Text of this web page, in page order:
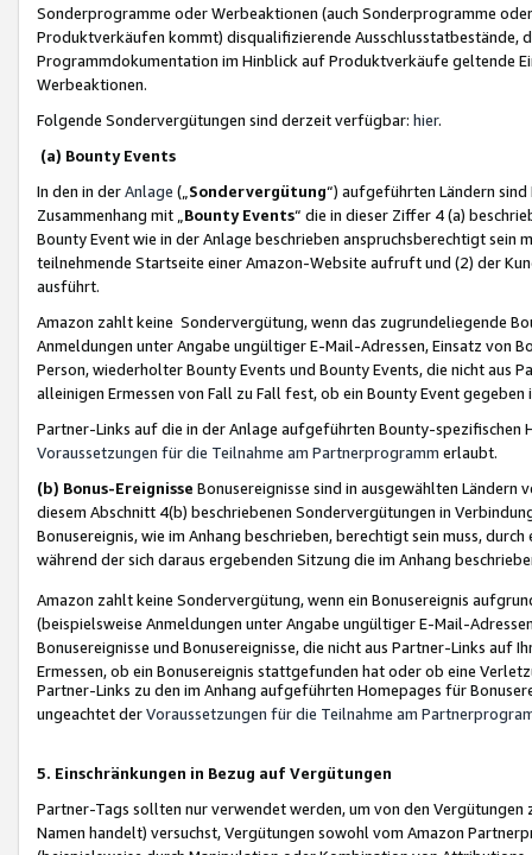
Sonderprogramme oder Werbeaktionen (auch Sonderprogramme
Produktverkäufen kommt) disqualifizierende Ausschlusstatbestände,
Programmdokumentation im Hinblick auf Produktverkäufe geltende
Werbeaktionen.
Folgende Sondervergütungen sind derzeit verfügbar: hier.
(a) Bounty Events
In den in derAnlage („ Sondervergütung“) aufgeführten Ländern
Zusammenhang mit „ Bounty Events“ die in dieser Ziffer 4 (a)
Bounty Event wie in der Anlage beschrieben anspruchsberechtigt sein
teilnehmende Startseite einer Amazon-Website aufruft und (2) der
ausführt.
Amazon zahlt keine Sondervergütung, wenn das zugrundeliegende
Anmeldungen unter Angabe ungültiger E-Mail-Adressen, Einsatz von
Person, wiederholter Bounty Events und Bounty Events, die nicht
alleinigen Ermessen von Fall zu Fall fest, ob ein Bounty Event
Partner-Links auf die in der Anlage aufgeführten Bounty-spezifischen
Voraussetzungen für die Teilnahme am Partnerprogramm erlaubt.
(b) Bonus-Ereignisse Bonusereignisse sind in ausgewählten Ländern
diesem Abschnitt 4(b) beschriebenen Sondervergütungen in
Bonusereignis, wie im Anhang beschrieben, berechtigt sein muss,
während der sich daraus ergebenden Sitzung die im Anhang
Amazon zahlt keine Sondervergütung, wenn ein Bonusereignis
(beispielsweise Anmeldungen unter Angabe ungültiger E-Mail-
Bonusereignisse und Bonusereignisse, die nicht aus Partner-Links auf
Ermessen, ob ein Bonusereignis stattgefunden hat oder ob eine
Partner-Links zu den im Anhang aufgeführten Homepages für
ungeachtet derVoraussetzungen für die Teilnahme am
5. Einschränkungen in Bezug auf Vergütungen
Partner-Tags sollten nur verwendet werden, um von den
Namen handelt) versuchst, Vergütungen sowohl vom Amazon